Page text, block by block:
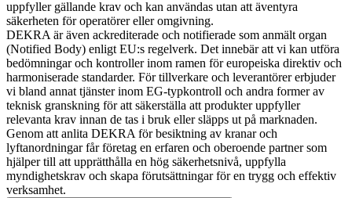
uppfyller gällande krav och kan användas utan att äventyra
säkerheten för operatörer eller omgivning.
DEKRA är även ackrediterade och notifierade som anmält organ
(Notified Body) enligt EU:s regelverk. Det innebär att vi kan utföra
bedömningar och kontroller inom ramen för europeiska direktiv och
harmoniserade standarder. För tillverkare och leverantörer erbjuder
vi bland annat tjänster inom EG-typkontroll och andra former av
teknisk granskning för att säkerställa att produkter uppfyller
relevanta krav innan de tas i bruk eller släpps ut på marknaden.
Genom att anlita DEKRA för besiktning av kranar och
lyftanordningar får företag en erfaren och oberoende partner som
hjälper till att upprätthålla en hög säkerhetsnivå, uppfylla
myndighetskrav och skapa förutsättningar för en trygg och effektiv
verksamhet.